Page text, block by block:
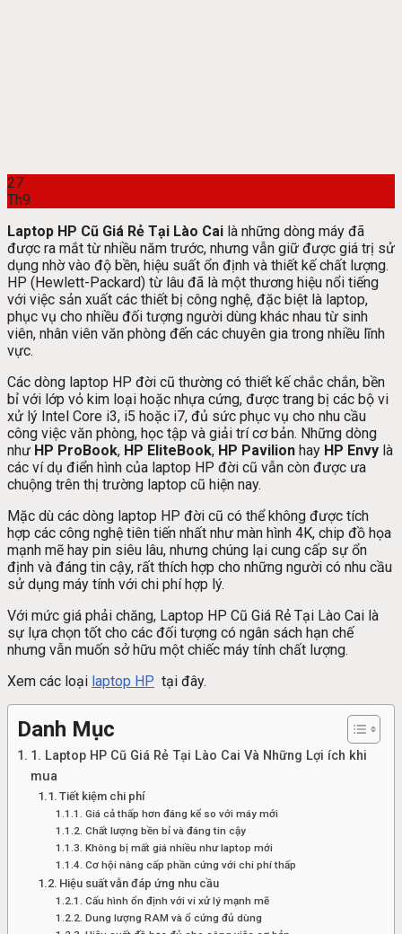
27
Th9
Laptop HP Cũ Giá Rẻ Tại Lào Cai là những dòng máy đã
được ra mắt từ nhiều năm trước, nhưng vẫn giữ được giá trị sử
dụng nhờ vào độ bền, hiệu suất ổn định và thiết kế chất lượng.
HP (Hewlett-Packard) từ lâu đã là một thương hiệu nổi tiếng
với việc sản xuất các thiết bị công nghệ, đặc biệt là laptop,
phục vụ cho nhiều đối tượng người dùng khác nhau từ sinh
viên, nhân viên văn phòng đến các chuyên gia trong nhiều lĩnh
vực.
Các dòng laptop HP đời cũ thường có thiết kế chắc chắn, bền
bỉ với lớp vỏ kim loại hoặc nhựa cứng, được trang bị các bộ vi
xử lý Intel Core i3, i5 hoặc i7, đủ sức phục vụ cho nhu cầu
công việc văn phòng, học tập và giải trí cơ bản. Những dòng
như HP ProBook, HP EliteBook, HP Pavilion hay HP Envy là
các ví dụ điển hình của laptop HP đời cũ vẫn còn được ưa
chuộng trên thị trường laptop cũ hiện nay.
Mặc dù các dòng laptop HP đời cũ có thể không được tích
hợp các công nghệ tiên tiến nhất như màn hình 4K, chip đồ họa
mạnh mẽ hay pin siêu lâu, nhưng chúng lại cung cấp sự ổn
định và đáng tin cậy, rất thích hợp cho những người có nhu cầu
sử dụng máy tính với chi phí hợp lý.
Với mức giá phải chăng, Laptop HP Cũ Giá Rẻ Tại Lào Cai là
sự lựa chọn tốt cho các đối tượng có ngân sách hạn chế
nhưng vẫn muốn sở hữu một chiếc máy tính chất lượng.
Xem các loại laptop HP tại đây.
Danh Mục
1. Laptop HP Cũ Giá Rẻ Tại Lào Cai Và Những Lợi ích khi
mua
Tiết kiệm chi phí
Giá cả thấp hơn đáng kể so với máy mới
Chất lượng bền bỉ và đáng tin cậy
Không bị mất giá nhiều như laptop mới
Cơ hội nâng cấp phần cứng với chi phí thấp
Hiệu suất vẫn đáp ứng nhu cầu
Cấu hình ổn định với vi xử lý mạnh mẽ
Dung lượng RAM và ổ cứng đủ dùng